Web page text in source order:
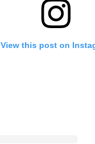
View this post on